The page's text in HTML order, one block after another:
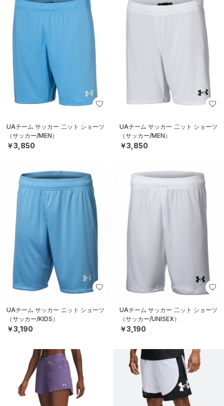
UAチーム サッカー 二ット ショーツ
（サッカー/MEN）
￥3,850
UAチーム サッカー 二ット ショーツ
（サッカー/MEN）
￥3,850
UAチーム サッカー ニット ショーツ
（サッカー/KIDS）
￥3,190
UAチーム サッカー 二ット ショーツ
（サッカー/UNISEX）
￥3,190